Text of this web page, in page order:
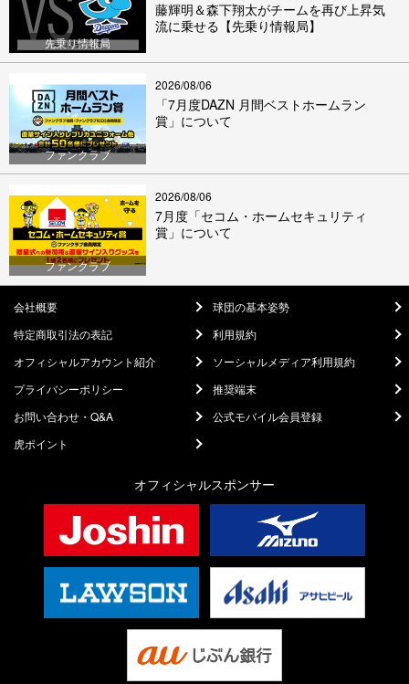
先乗り情報局
藤輝明＆森下翔太がチームを再び上昇気
流に乗せる【先乗り情報局】
ファンクラブ
2026/08/06
「7月度DAZN 月間ベストホームラン
賞」について
ファンクラブ
2026/08/06
7月度「セコム・ホームセキュリティ
賞」について
会社概要
球団の基本姿勢
特定商取引法の表記
利用規約
オフィシャルアカウント紹介
ソーシャルメディア利用規約
プライバシーポリシー
推奨端末
お問い合わせ・Q&A
公式モバイル会員登録
虎ポイント
オフィシャルスポンサー